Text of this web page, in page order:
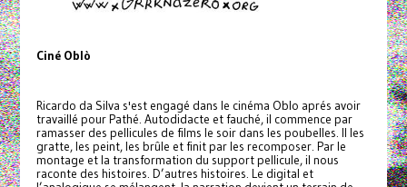
Ciné Oblò
Ricardo da Silva s'est engagé dans le cinéma Oblo aprés avoir
travaillé pour Pathé. Autodidacte et fauché, il commence par
ramasser des pellicules de films le soir dans les poubelles. Il les
gratte, les peint, les brûle et finit par les recomposer. Par le
montage et la transformation du support pellicule, il nous
raconte des histoires. D’autres histoires. Le digital et